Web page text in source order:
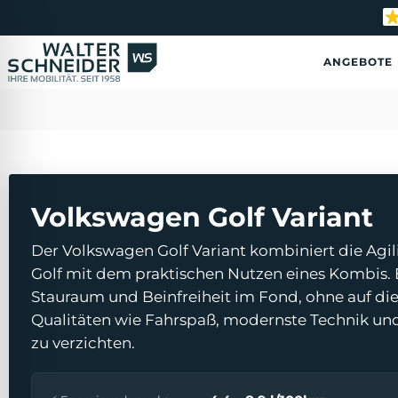
ANGEBOTE
Volkswagen Golf Variant
Der Volkswagen Golf Variant kombiniert die
Golf mit dem praktischen Nutzen eines
Stauraum und Beinfreiheit im Fond, ohne auf
Qualitäten wie Fahrspaß, modernste Technik
zu verzichten.
Modus